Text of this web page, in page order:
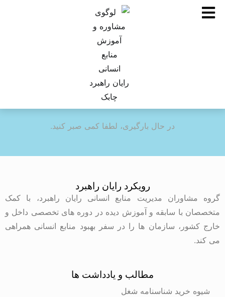
در حال بارگیری، لطفا کمی صبر کنید.
رویکرد رایان راهبرد
گروه مشاوران مدیریت منابع انسانی رایان راهبرد، با کمک
متخصصان با سابقه و آموزش دیده در دوره های تخصصی داخل و
خارج کشور، سازمان ها را در سفر بهبود منابع انسانی همراهی
می کند.
مطالب و یادداشت ها
شیوه خرید شناسنامه شغل